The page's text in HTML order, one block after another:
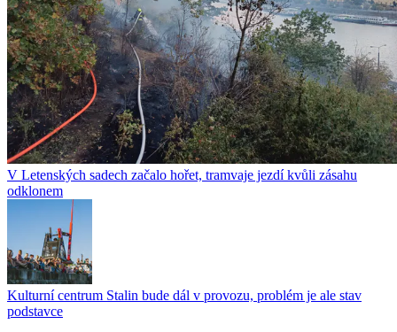
V Letenských sadech začalo hořet, tramvaje jezdí kvůli zásahu
odklonem
Kulturní centrum Stalin bude dál v provozu, problém je ale stav
podstavce